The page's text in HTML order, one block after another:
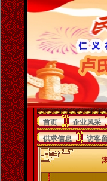
首页 企业风采
供求信息
访客